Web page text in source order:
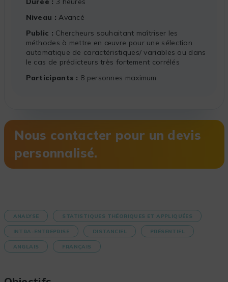
ANALYSE STATISTIQUES THÉORIQUES ET APPLIQUÉES
INTRA-ENTREPRISE DISTANCIEL PRÉSENTIEL
ANGLAIS FRANÇAIS
Niveau
Avancé
Public
Chercheurs souhaitant maîtriser les
méthodes à mettre en œuvre pour une sélection
automatique de caractéristiques/ variables ou dans
le cas de prédicteurs très fortement corrélés
Participants
8 personnes maximum
Nous contacter pour un devis
personnalisé.